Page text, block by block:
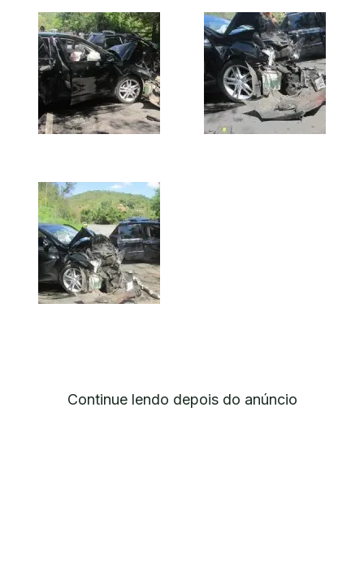
Continue lendo depois do anúncio